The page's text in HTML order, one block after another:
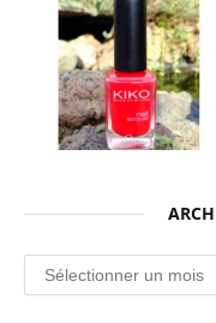
Archives
depuis